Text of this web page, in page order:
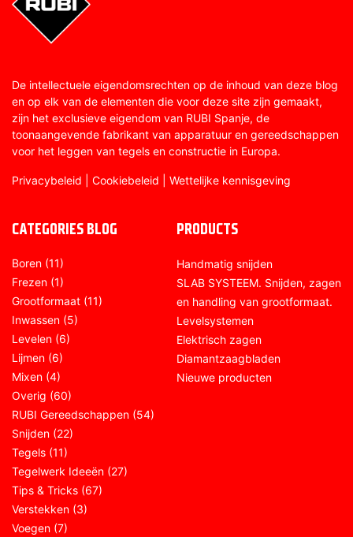
De intellectuele eigendomsrechten op de inhoud van deze blog
en op elk van de elementen die voor deze site zijn gemaakt,
zijn het exclusieve eigendom van RUBI Spanje, de
toonaangevende fabrikant van apparatuur en gereedschappen
voor het leggen van tegels en constructie in Europa.
Privacybeleid Cookiebeleid Wettelijke kennisgeving
CATEGORIES BLOG
Boren (11)
Frezen (1)
Grootformaat (11)
Inwassen (5)
Levelen (6)
Lijmen (6)
Mixen (4)
Overig (60)
RUBI Gereedschappen (54)
Snijden (22)
Tegels (11)
Tegelwerk Ideeën (27)
Tips & Tricks (67)
Verstekken (3)
Voegen (7)
PRODUCTS
Handmatig snijden
SLAB SYSTEEM. Snijden, zagen
en handling van grootformaat.
Levelsystemen
Elektrisch zagen
Diamantzaagbladen
Nieuwe producten